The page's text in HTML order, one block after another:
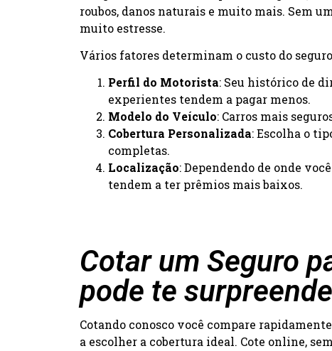
roubos, danos naturais e muito mais. Sem
muito estresse.
Vários fatores determinam o custo do
Perfil do Motorista: Seu histórico de
experientes tendem a pagar menos.
Modelo do Veículo: Carros mais
Cobertura Personalizada: Escolha o
completas.
Localização: Dependendo de onde
tendem a ter prêmios mais baixos.
Cotar um Seguro
pode te
Cotando conosco você compare
a escolher a cobertura ideal. Cote online,